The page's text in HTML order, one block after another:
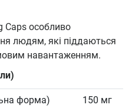
Caps особливо
людям, які піддаються
навантаженням.
форма) 150 мг